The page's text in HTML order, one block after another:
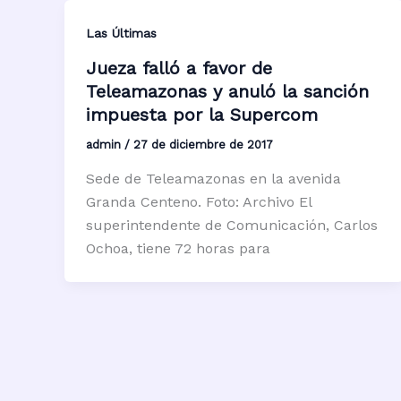
Las Últimas
Jueza falló a favor de
Teleamazonas y anuló la sanción
impuesta por la Supercom
admin / 27 de diciembre de 2017
Sede de Teleamazonas en la avenida
Granda Centeno. Foto: Archivo El
superintendente de Comunicación, Carlos
Ochoa, tiene 72 horas para